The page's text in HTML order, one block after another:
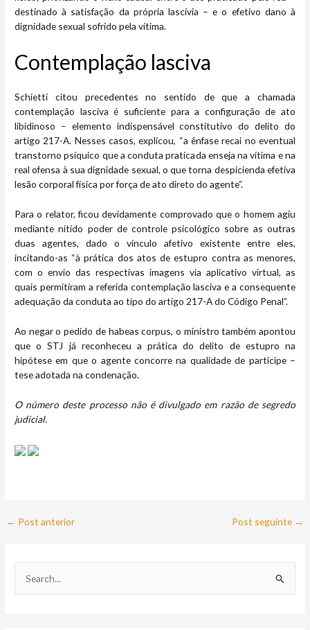
destinado à satisfação da própria lascívia – e o efetivo dano à
dignidade sexual sofrido pela vítima.
Contemplação lasciva
Schietti citou precedentes no sentido de que a chamada
contemplação lasciva é suficiente para a configuração de ato
libidinoso – elemento indispensável constitutivo do delito do
artigo 217-A. Nesses casos, explicou, “a ênfase recai no eventual
transtorno psíquico que a conduta praticada enseja na vítima e na
real ofensa à sua dignidade sexual, o que torna despicienda efetiva
lesão corporal física por força de ato direto do agente”.
Para o relator, ficou devidamente comprovado que o homem agiu
mediante nítido poder de controle psicológico sobre as outras
duas agentes, dado o vínculo afetivo existente entre eles,
incitando-as “à prática dos atos de estupro contra as menores,
com o envio das respectivas imagens via aplicativo virtual, as
quais permitiram a referida contemplação lasciva e a consequente
adequação da conduta ao tipo do artigo 217-A do Código Penal”.
Ao negar o pedido de habeas corpus, o ministro também apontou
que o STJ já reconheceu a prática do delito de estupro na
hipótese em que o agente concorre na qualidade de partícipe –
tese adotada na condenação.
O número deste processo não é divulgado em razão de segredo
judicial.
← Post anterior Post seguinte →